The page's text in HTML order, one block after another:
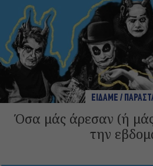
ΕΙΔΑΜΕ /
Όσα μάς άρεσαν (ή
την